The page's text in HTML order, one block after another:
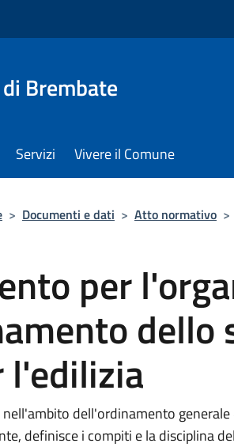
Brembate
Servizi Vivere il Comune
> Documenti e dati > Atto normativo >
per
dello
l'edilizia
dell'ordinamento
definisce i compiti e la disciplina